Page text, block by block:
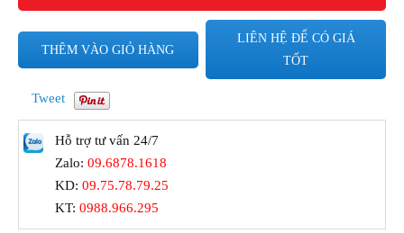
THÊM VÀO GIỎ HÀNG
LIÊN HỆ ĐỂ CÓ GIÁ
TỐT
Tweet
Hỗ trợ tư vấn 24/7
Zalo: 09.6878.1618
KD: 09.75.78.79.25
KT: 0988.966.295